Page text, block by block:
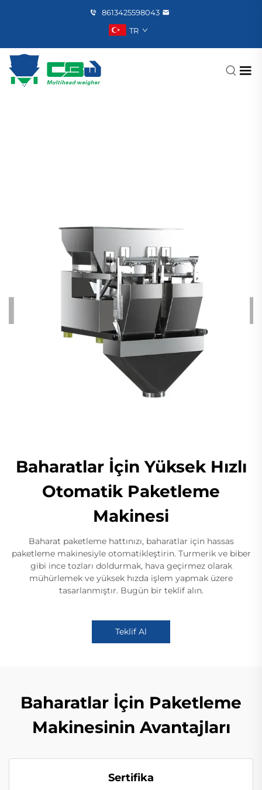
8613425598043
TR
Baharatlar İçin Yüksek Hızlı
Otomatik Paketleme
Makinesi
Baharat paketleme hattınızı, baharatlar için hassas
paketleme makinesiyle otomatikleştirin. Turmerik ve biber
gibi ince tozları doldurmak, hava geçirmez olarak
mühürlemek ve yüksek hızda işlem yapmak üzere
tasarlanmıştır. Bugün bir teklif alın.
Teklif Al
Baharatlar İçin Paketleme
Makinesinin Avantajları
Sertifika